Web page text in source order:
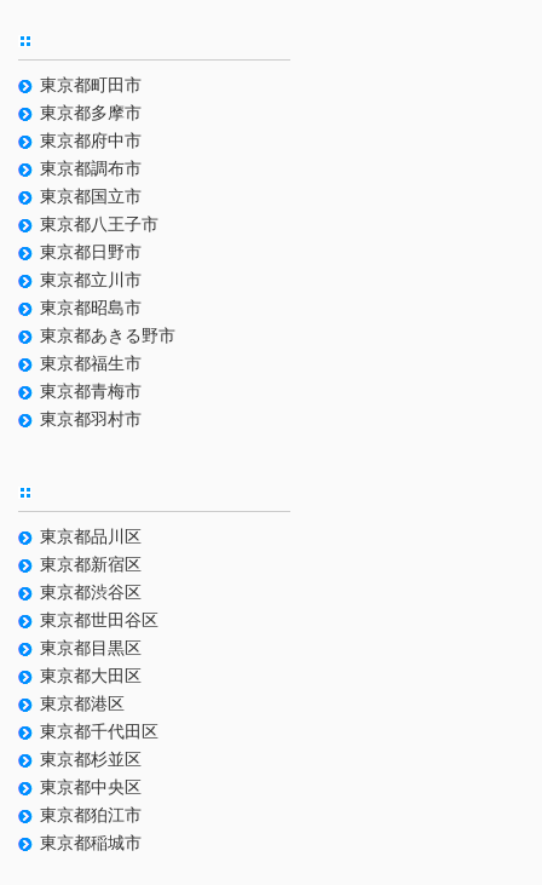
東京都町田市
東京都多摩市
東京都府中市
東京都調布市
東京都国立市
東京都八王子市
東京都日野市
東京都立川市
東京都昭島市
東京都あきる野市
東京都福生市
東京都青梅市
東京都羽村市
東京都品川区
東京都新宿区
東京都渋谷区
東京都世田谷区
東京都目黒区
東京都大田区
東京都港区
東京都千代田区
東京都杉並区
東京都中央区
東京都狛江市
東京都稲城市